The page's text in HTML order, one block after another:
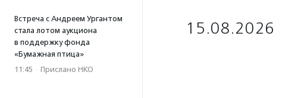
Встреча с Андреем Ургантом
стала лотом аукциона
в поддержку фонда
«Бумажная птица»
11:45 · Прислано НКО
15.08.2026